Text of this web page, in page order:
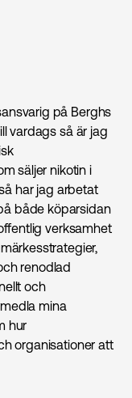
på Berghs
vardags så är jag
säljer nikotin i
har jag arbetat
både köparsidan
verksamhet
renodlad
och
mina
hur
organisationer att